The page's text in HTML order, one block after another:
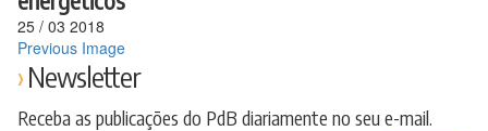
25 / 03 2018
Previous Image
Newsletter
Receba as publicações do PdB diariamente no seu e-mail.